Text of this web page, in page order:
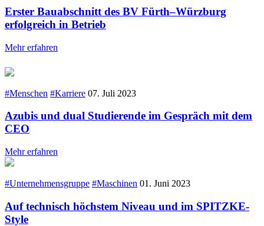
Erster Bauabschnitt des BV Fürth–Würzburg
erfolgreich in Betrieb
Mehr erfahren
#Menschen #Karriere 07. Juli 2023
Azubis und dual Studierende im Gespräch mit dem
CEO
Mehr erfahren
#Unternehmensgruppe #Maschinen 01. Juni 2023
Auf technisch höchstem Niveau und im SPITZKE-
Style